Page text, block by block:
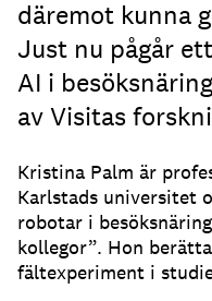
däremot kunna
Just nu pågår
AI i
av Visitas
Kristina Palm är
Karlstads universitet
robotar i
kollegor”. Hon
fältexperiment i